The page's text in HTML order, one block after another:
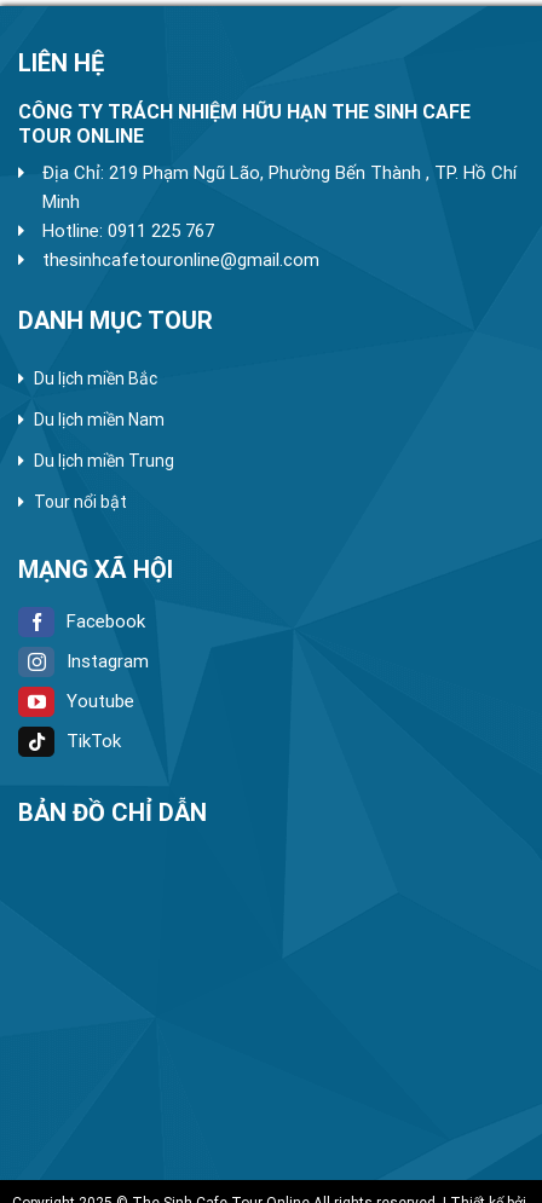
LIÊN HỆ
CÔNG TY TRÁCH NHIỆM HỮU HẠN THE SINH CAFE
TOUR ONLINE
Địa Chỉ: 219 Phạm Ngũ Lão, Phường Bến Thành , TP. Hồ Chí
Minh
Hotline: 0911 225 767
thesinhcafetouronline@gmail.com
DANH MỤC TOUR
Du lịch miền Bắc
Du lịch miền Nam
Du lịch miền Trung
Tour nổi bật
MẠNG XÃ HỘI
Facebook
Instagram
Youtube
TikTok
BẢN ĐỒ CHỈ DẪN